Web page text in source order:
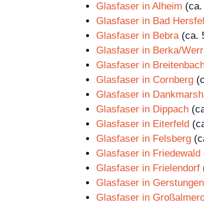
Glasfaser in Alheim
Glasfaser in Bad
Glasfaser in Bebra(ca.
Glasfaser in Berka/
Glasfaser in
Glasfaser in Cornberg
Glasfaser in
Glasfaser in Dippach
Glasfaser in Eiterfeld
Glasfaser in Felsberg
Glasfaser in Friedewald
Glasfaser in Frielendorf
Glasfaser in Gerstungen
Glasfaser in